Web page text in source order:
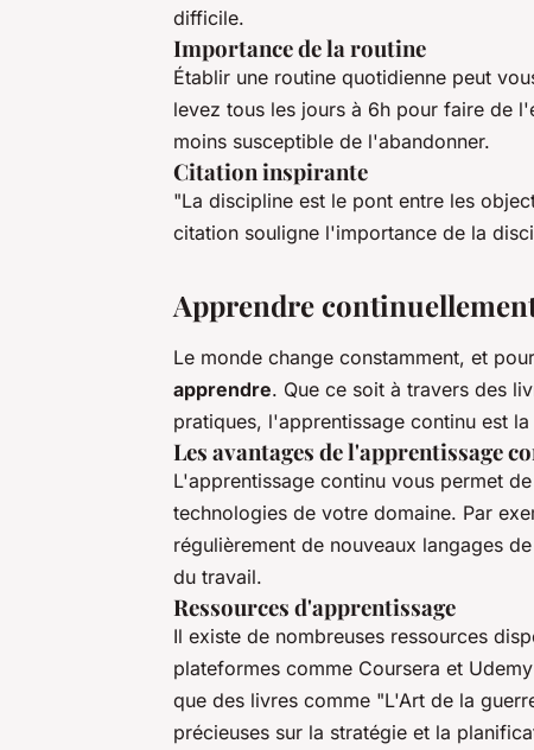
difficile.
Importance de la routine
Établir une routine quotidienne peut
levez tous les jours à 6h pour faire de
moins susceptible de l'abandonner.
Citation inspirante
"La discipline est le pont entre les
citation souligne l'importance de la
Apprendre
Le monde change constamment, et
apprendre. Que ce soit à travers des
pratiques, l'apprentissage continu est
Les avantages de l'apprentissage
L'apprentissage continu vous permet
technologies de votre domaine. Par
régulièrement de nouveaux langages
du travail.
Ressources d'apprentissage
Il existe de nombreuses ressources
plateformes comme Coursera et Udemy
que des livres comme "L'Art de la
précieuses sur la stratégie et la